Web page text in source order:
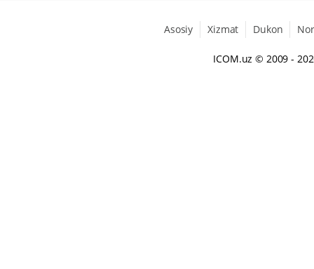
Asosiy Xizmat Dukon
ICOM.uz © 2009 -